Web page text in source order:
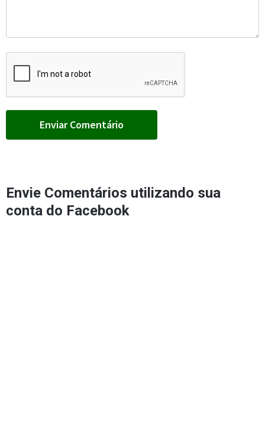
Envie Comentários utilizando sua
conta do Facebook